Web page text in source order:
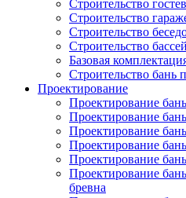
Строительство
Строительство
Строительство
Строительство
Базовая
Строительство бань
Проектирование
Проектирование
Проектирование
Проектирование
Проектирование
Проектирование
Проектирование
бревна